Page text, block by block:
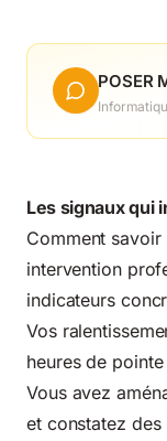
POSER
Les signaux qui
Comment
intervention
indicateurs
Vos
heures de
Vous avez
et constatez